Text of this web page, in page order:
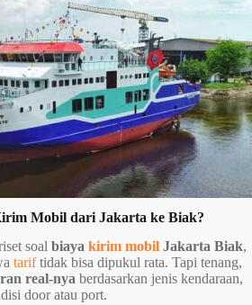
Mobil dari Jakarta ke Biak?
soal biaya kirim mobil Jakarta Biak,
tariftidak bisa dipukul rata. Tapi tenang,
real-nya berdasarkan jenis kendaraan,
door atau port.